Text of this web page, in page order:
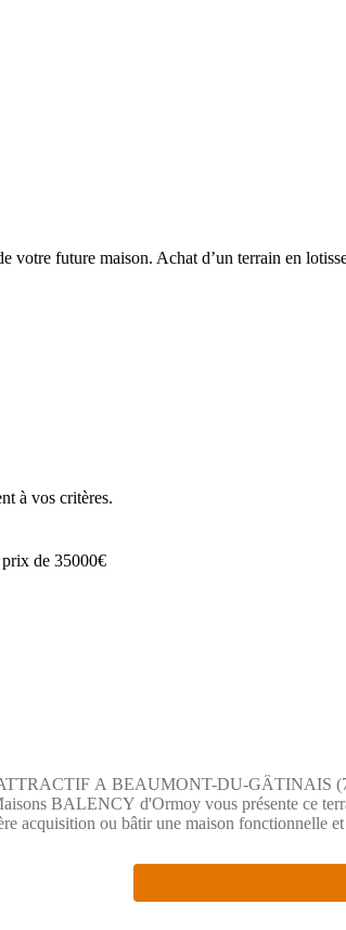
votre future maison. Achat d’un terrain en
à vos critères.
A BEAUMONT-DU-GÂTINAIS
BALENCY d'Ormoy vous présente ce
ou bâtir une maison fonctionnelle
pour implanter une maison
un agréable jardin privatif et une terrasse
et-Marne, au coeur du Parc Naturel